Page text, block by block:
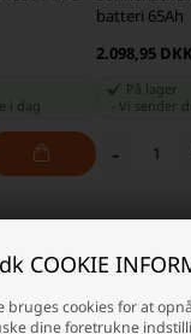
COOKIE
bruges cookies for at
dine foretrukne
i dag
batteri 65Ah
2.098,95 DKK
På lager
Vi sender
-